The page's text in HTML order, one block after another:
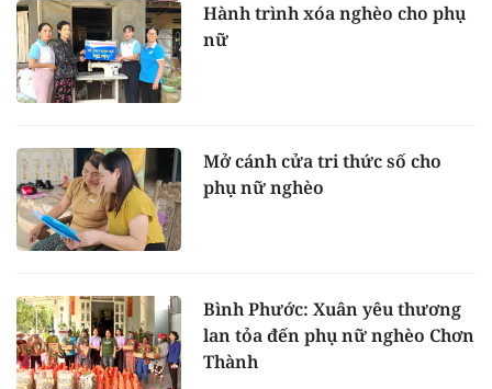
Hành trình xóa nghèo cho phụ
nữ
Mở cánh cửa tri thức số cho
phụ nữ nghèo
Bình Phước: Xuân yêu thương
lan tỏa đến phụ nữ nghèo Chơn
Thành